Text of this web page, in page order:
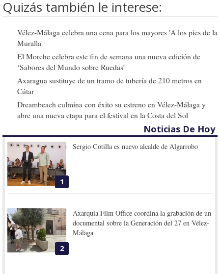
Quizás también le interese:
Vélez-Málaga celebra una cena para los mayores 'A los pies de la
Muralla'
El Morche celebra este fin de semana una nueva edición de
‘Sabores del Mundo sobre Ruedas’
Axaragua sustituye de un tramo de tubería de 210 metros en
Cútar
Dreambeach culmina con éxito su estreno en Vélez-Málaga y
abre una nueva etapa para el festival en la Costa del Sol
Noticias De Hoy
1
Sergio Cotilla es nuevo alcalde de Algarrobo
2
Axarquía Film Office coordina la grabación de un
documental sobre la Generación del 27 en Vélez-
Málaga